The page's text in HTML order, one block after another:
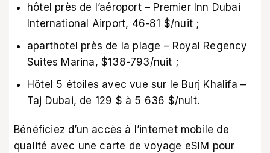
hôtel près de l’aéroport – Premier Inn Dubai
International Airport, 46-81 $/nuit ;
aparthotel près de la plage – Royal Regency
Suites Marina, $138-793/nuit ;
Hôtel 5 étoiles avec vue sur le Burj Khalifa –
Taj Dubai, de 129 $ à 5 636 $/nuit.
Bénéficiez d’un accès à l’internet mobile de
qualité avec une carte de voyage eSIM pour